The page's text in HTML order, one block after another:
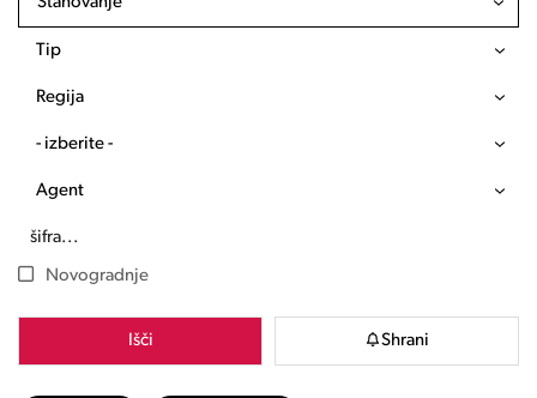
Tip
Regija
- izberite -
Agent
Novogradnje
Išči Shrani